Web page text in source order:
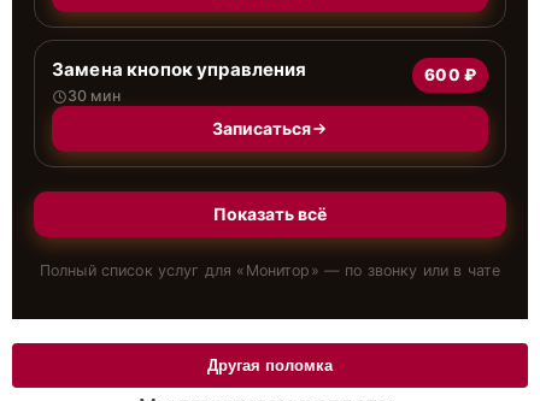
Замена кнопок управления
30 мин
600 ₽
Записаться
Показать всё
Полный список услуг для « Монитор » — по звонку или в чате
Другая поломка